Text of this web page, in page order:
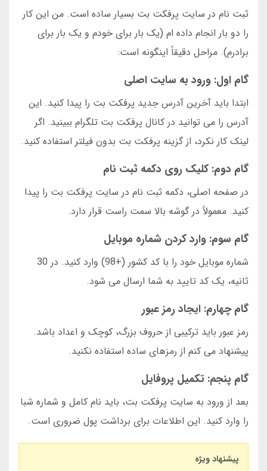
ثبت نام در سایت پرفکت بت بسیار ساده است. من این کار
را دو بار انجام داده ام (یک بار برای خودم و یک بار برای
برادرم). مراحل دقیقاً اینگونه است:
گام اول: ورود به سایت اصلی
ابتدا باید آخرین آدرس جدید پرفکت بت را پیدا کنید. این
آدرس را می توانید در کانال پرفکت بت تلگرام ببینید. اگر
لینک کار نکرد، از گزینه پرفکت بت بدون فیلتر استفاده کنید.
گام دوم: کلیک روی دکمه ثبت نام
در صفحه اصلی، دکمه ثبت نام در سایت پرفکت بت را پیدا
کنید. معمولاً در گوشه بالا سمت راست قرار دارد.
گام سوم: وارد کردن شماره موبایل
شماره موبایل خود را با کد کشور (+98) وارد کنید. در 30
ثانیه، یک کد تایید به شما ارسال می شود.
گام چهارم: ایجاد رمز عبور
رمز عبور باید ترکیبی از حروف بزرگ، کوچک و اعداد باشد.
پیشنهاد می کنم از رمزهای ساده استفاده نکنید.
گام پنجم: تکمیل پروفایل
بعد از ورود به سایت پرفکت بت، باید نام کامل و شماره شبا
را وارد کنید. این اطلاعات برای برداشت پول ضروری است.
پیشنهاد ویژه